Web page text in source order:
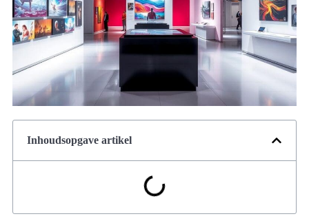
Inhoudsopgave artikel